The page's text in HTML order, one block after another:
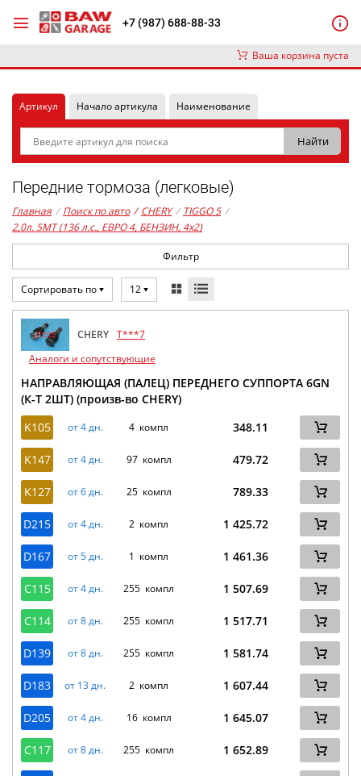
+7 (987) 688-88-33
Ваша корзина пуста
Артикул Начало артикула Наименование
Передние тормоза (легковые)
Главная / Поиск по авто / CHERY / TIGGO 5 /
2,0л. 5MT (136 л.с., ЕВРО 4, БЕНЗИН, 4x2)
Фильтр
Сортировать по 12
CHERY T***7
Аналоги и сопутствующие
НАПРАВЛЯЮЩАЯ (ПАЛЕЦ) ПЕРЕДНЕГО СУППОРТА 6GN
(К-Т 2ШТ) (произв-во CHERY)
K105
от 4 дн. 4 компл 348.11
K147 от 4 дн. 97 компл 479.72
K127 от 6 дн. 25 компл 789.33
D215 от 4 дн. 2 компл 1 425.72
D167 от 5 дн. 1 компл 1 461.36
C115 от 4 дн. 255 компл 1 507.69
C114 от 8 дн. 255 компл 1 517.71
D139 от 8 дн. 255 компл 1 581.74
D183 от 13 дн. 2 компл 1 607.44
D205 от 4 дн. 16 компл 1 645.07
C117 от 8 дн. 255 компл 1 652.89